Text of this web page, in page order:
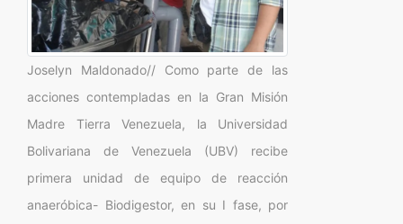
Joselyn Maldonado// Como parte de las
acciones contempladas en la Gran Misión
Madre Tierra Venezuela, la Universidad
Bolivariana de Venezuela (UBV) recibe
primera unidad de equipo de reacción
anaeróbica- Biodigestor, en su I fase, por